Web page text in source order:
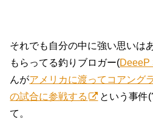
それでも自分の中に強い思いは
もらってる釣りブロガー(DeeeP
んがアメリカに渡ってコアング
の試合に参戦する
という事件
て。